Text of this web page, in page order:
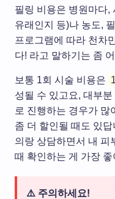
필링 비용은 병원마다,
유래인지 등)나 농도,
프로그램에 따라 천차
다! 라고 말하기는 좀
보통 1회 시술 비용은
성될 수 있고요, 대부
로 진행하는 경우가 많
좀 더 할인될 때도 있
의랑 상담하면서 내 피
때 확인하는 게 가장 좋
⚠️ 주의하세요!